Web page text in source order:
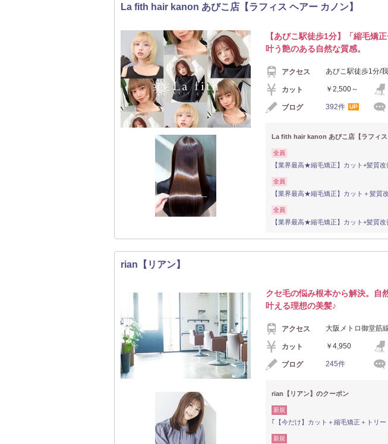
La fith hair kanon あびこ店【ラフィス ヘアー カノン】
【あびこ駅徒歩1分】「縮毛矯
叶う艶のある自然な質感。
アクセス あびこ駅徒歩1分/
カット ￥2,500～
ブログ 392件 UP
La fith hair kanon あびこ店【ラフィ
全員
【業界最高★縮毛矯正】カット+髪質
全員
【業界最高★縮毛矯正】カット＋髪質
全員
【業界最高★縮毛矯正】カット+髪質
rian【リアン】
クセ毛の悩み根本から解決。自
叶える理想の美髪♪
アクセス 大阪メトロ御堂筋
カット ￥4,950
ブログ 245件
rian【リアン】のクーポン
新規
｢【今だけ】カット＋縮毛矯正＋トリ
新規